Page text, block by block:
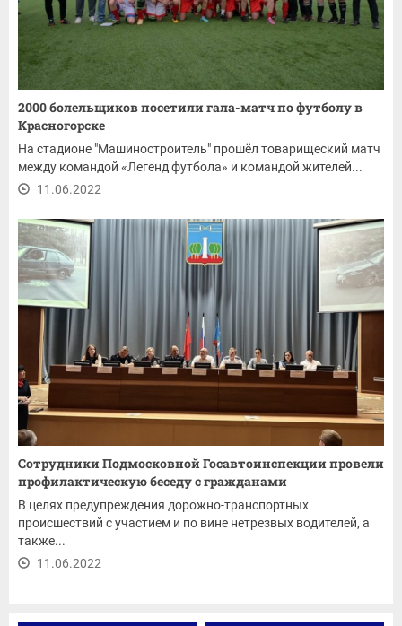
2000 болельщиков посетили гала-матч по футболу в
Красногорске
На стадионе "Машиностроитель" прошёл товарищеский матч
между командой «Легенд футбола» и командой жителей...
11.06.2022
Сотрудники Подмосковной Госавтоинспекции провели
профилактическую беседу с гражданами
В целях предупреждения дорожно-транспортных
происшествий с участием и по вине нетрезвых водителей, а
также...
11.06.2022